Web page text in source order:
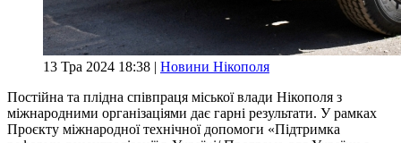
13 Тра 2024 18:38 | Новини Нікополя
Постійна та плідна співпраця міської влади Нікополя з
міжнародними організаціями дає гарні результати. У рамках
Проєкту міжнародної технічної допомоги «Підтримка